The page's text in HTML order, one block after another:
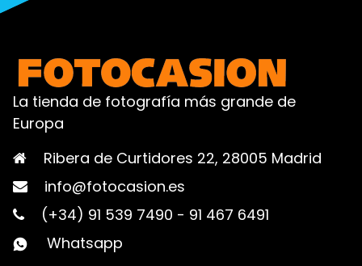
La tienda de fotografía más grande de
Europa
Ribera de Curtidores 22, 28005 Madrid
info@fotocasion.es
(+34) 91 539 7490 - 91 467 6491
Whatsapp